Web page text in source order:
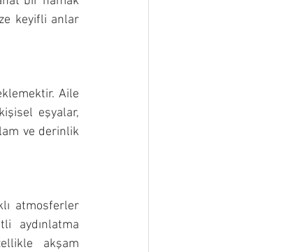
keyifli anlar
Aile
eşyalar,
ve derinlik
atmosferler
aydınlatma
akşam